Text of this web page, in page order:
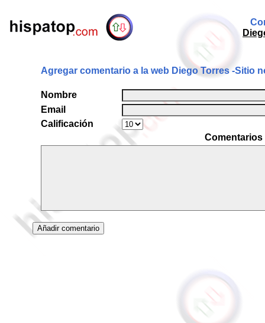
Agregar comentario a la web Diego Torres -Sitio
Nombre
Email
Calificación
Comentarios